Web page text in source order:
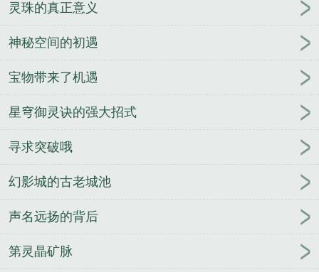
灵珠的真正意义
神秘空间的初遇
宝物带来了机遇
星穹御灵诀的强大招式
寻求突破哦
幻影城的古老城池
声名远扬的背后
第灵晶矿脉